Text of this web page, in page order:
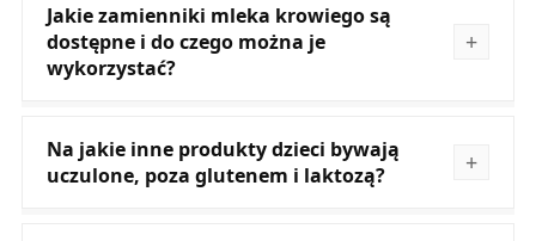
Jakie zamienniki mleka krowiego są
dostępne i do czego można je
wykorzystać?
Na jakie inne produkty dzieci bywają
uczulone, poza glutenem i laktozą?